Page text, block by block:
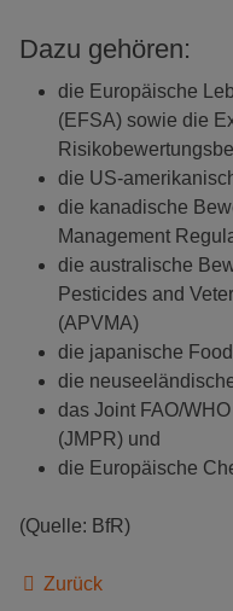
Dazu gehören:
die Europäische
(EFSA) sowie die
die US-
die kanadische
Management
die australische
Pesticides and
(APVMA)
die japanische
die
das Joint FAO/
(JMPR) und
die Europäische
(Quelle: BfR)
Zurück